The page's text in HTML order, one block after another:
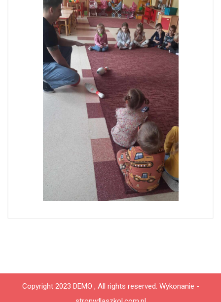
Copyright 2023 DEMO , All rights reserved. Wykonanie -